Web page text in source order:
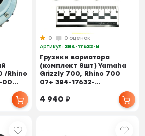
/Rhino
00...
0
0 оценок
Артикул:3B4-17632-N
Грузики вариатора
(комплект 8шт) Yamaha
Grizzly 700, Rhino 700
07+ 3B4-17632-...
4 940₽